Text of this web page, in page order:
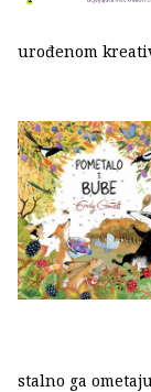
urođenom
stalno ga